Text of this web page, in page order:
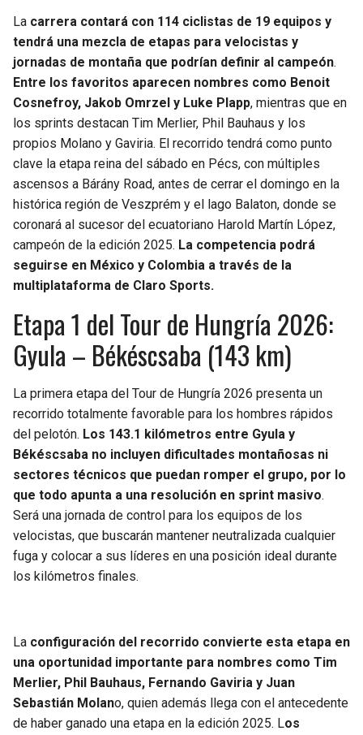
RAMS
49ERS
SEAHAWKS
PACKERS
FALCONS
SAINTS
BUCCANEERS
ROCKETS
GRIZZLIES
PELICANS
TIMBERWOLVES
TRAIL BLAZERS
La carrera contará con 114 ciclistas de 19 equipos y
tendrá una mezcla de etapas para velocistas y
jornadas de montaña que podrían definir al campeón.
Entre los favoritos aparecen nombres como Benoit
Cosnefroy, Jakob Omrzel y Luke Plapp, mientras que en
los sprints destacan Tim Merlier, Phil Bauhaus y los
propios Molano y Gaviria. El recorrido tendrá como punto
clave la etapa reina del sábado en Pécs, con múltiples
ascensos a Bárány Road, antes de cerrar el domingo en la
histórica región de Veszprém y el lago Balaton, donde se
coronará al sucesor del ecuatoriano Harold Martín López,
campeón de la edición 2025. La competencia podrá
seguirse en México y Colombia a través de la
multiplataforma de Claro Sports.
Etapa 1 del Tour de Hungría 2026:
Gyula – Békéscsaba (143 km)
La primera etapa del Tour de Hungría 2026 presenta un
recorrido totalmente favorable para los hombres rápidos
del pelotón. Los 143.1 kilómetros entre Gyula y
Békéscsaba no incluyen dificultades montañosas ni
sectores técnicos que puedan romper el grupo, por lo
que todo apunta a una resolución en sprint masivo.
Será una jornada de control para los equipos de los
velocistas, que buscarán mantener neutralizada cualquier
fuga y colocar a sus líderes en una posición ideal durante
los kilómetros finales.
La configuración del recorrido convierte esta etapa en
una oportunidad importante para nombres como Tim
Merlier, Phil Bauhaus, Fernando Gaviria y Juan
Sebastián Molano, quien además llega con el antecedente
de haber ganado una etapa en la edición 2025. Los